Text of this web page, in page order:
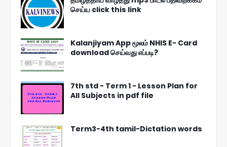
செய்ய click this link
Kalanjiyam App மூலம் NHIS E- Card
download செய்வது எப்படி?
7th std - Term 1 - Lesson Plan for
All Subjects in pdf file
Term3-4th tamil-Dictation words